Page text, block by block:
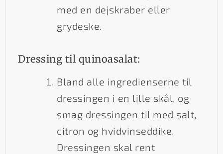
med en dejskraber eller
grydeske.
Dressing til quinoasalat:
Bland alle ingredienserne til
dressingen i en lille skål, og
smag dressingen til med salt,
citron og hvidvinseddike.
Dressingen skal rent